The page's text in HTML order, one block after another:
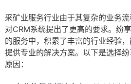
采矿业服务行业由于其复杂的业务流
对CRM系统提出了更高的要求。纷
的服务中，积累了丰富的行业经验
提供专业的解决方案。以下是选择
原因：